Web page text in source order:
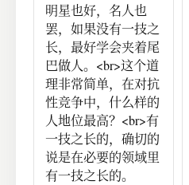
明星也好，名人也
罢，如果没有一技之
长，最好学会夹着尾
巴做人。<br>这个道
理非常简单，在对抗
性竞争中，什么样的
人地位最高？<br>有
一技之长的，确切的
说是在必要的领域里
有一技之长的。